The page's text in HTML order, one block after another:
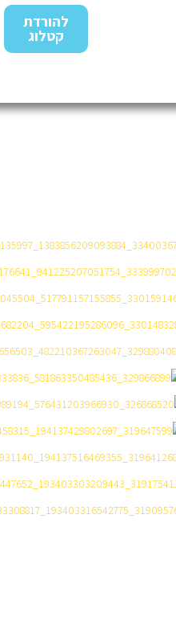
להורדת
קטלוג